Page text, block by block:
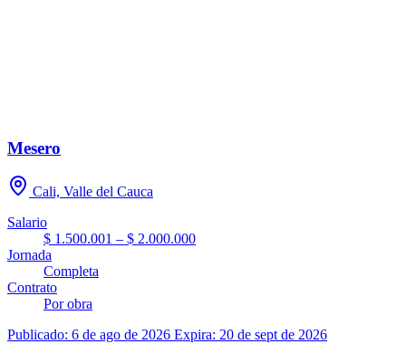
Mesero
Cali, Valle del Cauca
Salario
$ 1.500.001 – $ 2.000.000
Jornada
Completa
Contrato
Por obra
Publicado: 6 de ago de 2026 Expira: 20 de sept de 2026